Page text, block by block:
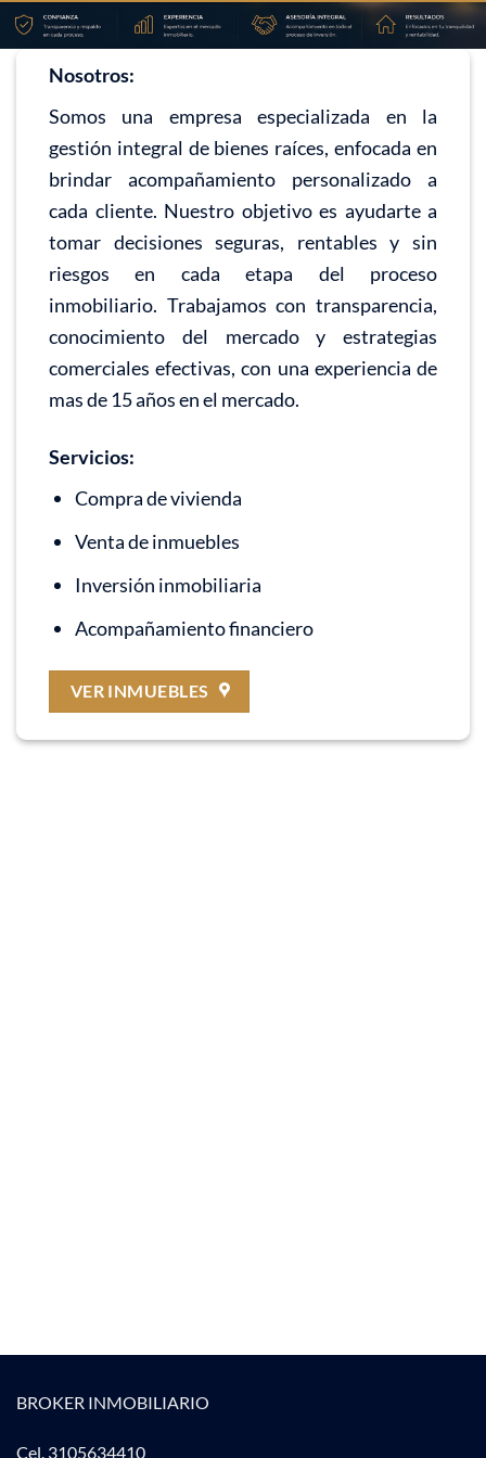
Nosotros:
Somos una empresa especializada en la
gestión integral de bienes raíces, enfocada en
brindar acompañamiento personalizado a
cada cliente. Nuestro objetivo es ayudarte a
tomar decisiones seguras, rentables y sin
riesgos en cada etapa del proceso
inmobiliario. Trabajamos con transparencia,
conocimiento del mercado y estrategias
comerciales efectivas, con una experiencia de
mas de 15 años en el mercado.
Servicios:
Compra de vivienda
Venta de inmuebles
Inversión inmobiliaria
Acompañamiento financiero
VER INMUEBLES
BROKER INMOBILIARIO
Cel. 3105634410